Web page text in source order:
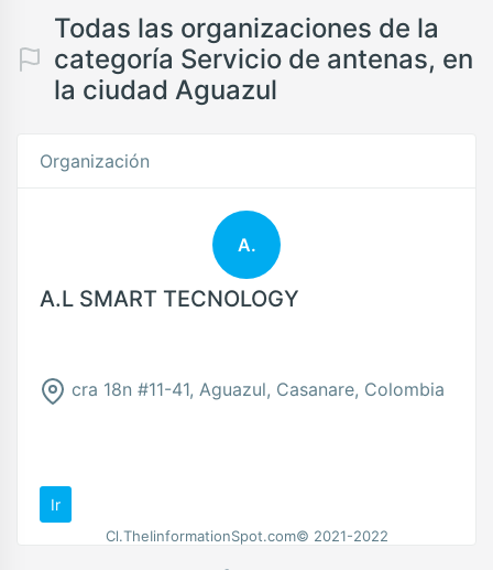
Todas las organizaciones de la
categoría Servicio de antenas, en
la ciudad Aguazul
Organización
A.
A.L SMART TECNOLOGY
cra 18n #11-41, Aguazul, Casanare, Colombia
Ir
Cl.TheIinformationSpot.com© 2021-2022